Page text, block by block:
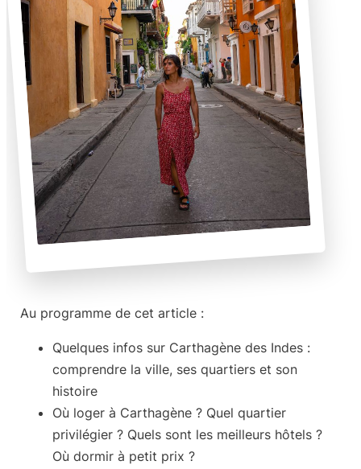
Au programme de cet article :
Quelques infos sur Carthagène des Indes :
comprendre la ville, ses quartiers et son
histoire
Où loger à Carthagène ? Quel quartier
privilégier ? Quels sont les meilleurs hôtels ?
Où dormir à petit prix ?